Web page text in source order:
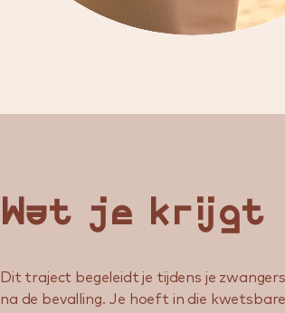
Wat je krijgt
Dit traject begeleidt je tijdens je
na de bevalling. Je hoeft in die